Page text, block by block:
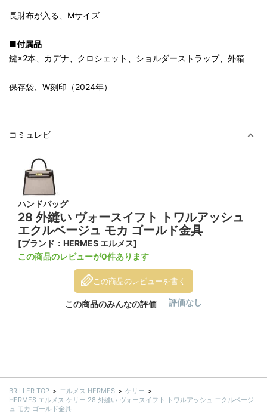
長財布が入る、Mサイズ
■付属品
鍵×2本、カデナ、クロシェット、ショルダーストラップ、外箱
保存袋、W刻印（2024年）
コミュレビ
ハンドバッグ
28 外縫い ヴォースイフト トワルアッシュ
エクルベージュ モカ ゴールド金具
[ブランド：HERMES エルメス]
この商品のレビューが0件あります
この商品のレビューを書く
この商品のみんなの評価 評価なし
BRILLER TOP エルメス HERMES
ケリー
HERMES エルメス ケリー 28 外縫い ヴォースイフト トワルアッシュ エクルベージ
ュ モカ ゴールド金具